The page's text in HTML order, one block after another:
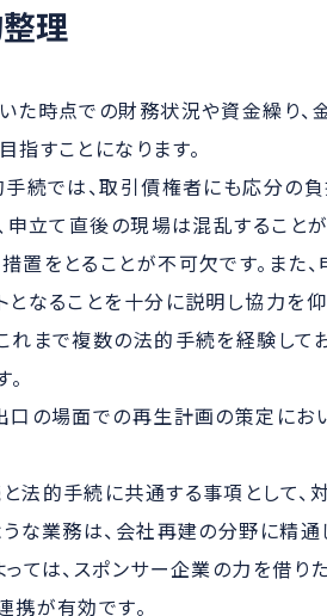
理
た時点での財務状況や資金繰り
指すことになります。
手続では、取引債権者にも応分
、申立て直後の現場は混乱するこ
置をとることが不可欠です。また
となることを十分に説明し協力を
れまで複数の法的手続を経験して
口の場面での再生計画の策定にお
法的手続に共通する事項として
うな業務は、会社再建の分野に精
っては、スポンサー企業の力を借
携が有効です。